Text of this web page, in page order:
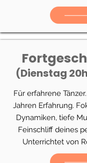
(Dienstag
Für erfahrene
Jahren Erfahrung.
Dynamiken, tiefe
Feinschliff deines
Unterrichtet von